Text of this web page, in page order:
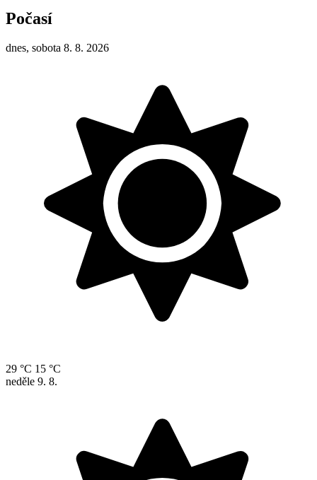
Počasí
dnes, sobota 8. 8. 2026
29 °C 15 °C
neděle 9. 8.